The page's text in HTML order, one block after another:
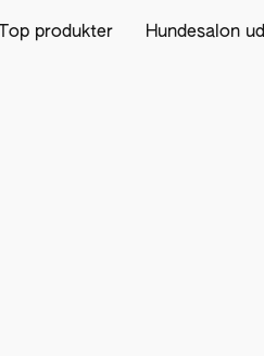
Top produkter Hundesalon